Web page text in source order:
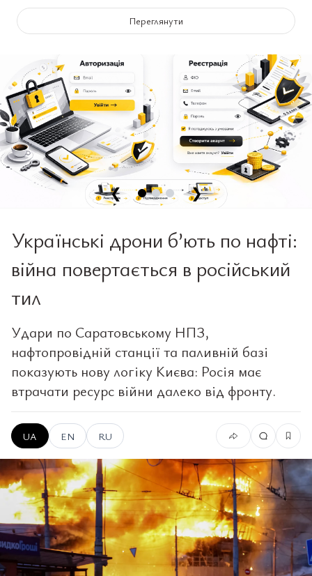
Переглянути
❮ ❯
Українські дрони б’ють по нафті:
війна повертається в російський
тил
Удари по Саратовському НПЗ,
нафтопровідній станції та паливній базі
показують нову логіку Києва: Росія має
втрачати ресурс війни далеко від фронту.
UA EN RU